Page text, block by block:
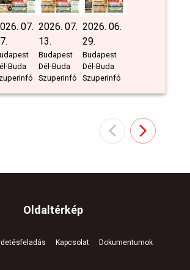
07.
Buda
2026. 07.
13.
Budapest
Dél-Buda
Szuperinfó
2026. 06.
29.
Budapest
Dél-Buda
Szuperinfó
Oldaltérkép
Kapcsolat Dokumentumok